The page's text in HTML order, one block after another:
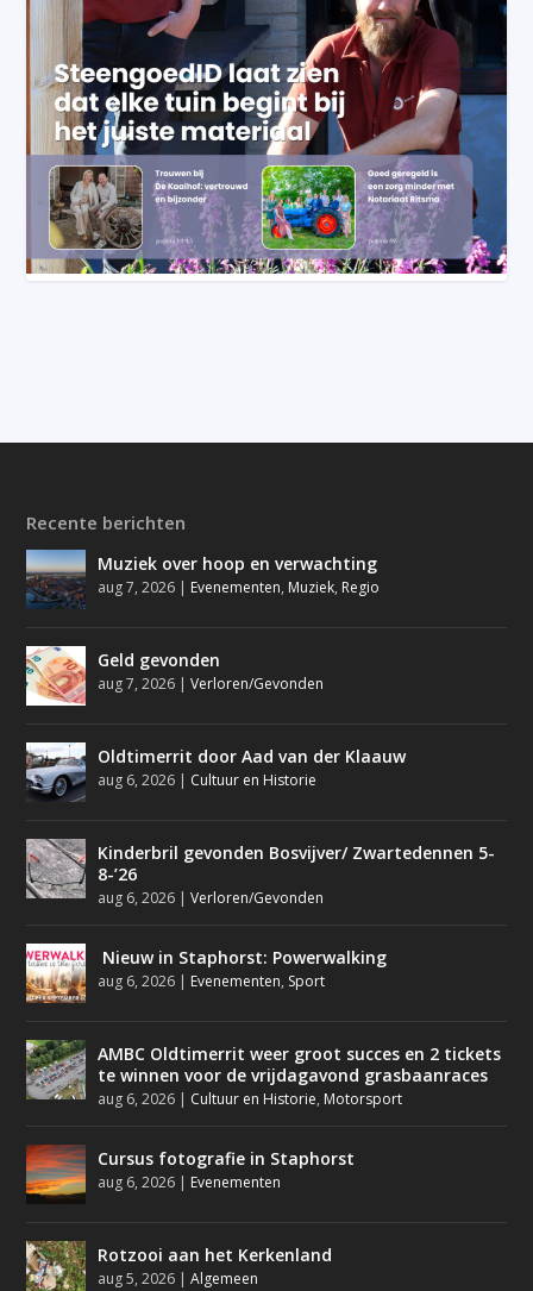
Recente berichten
Muziek over hoop en verwachting
aug 7, 2026 | Evenementen, Muziek, Regio
Geld gevonden
aug 7, 2026 |Verloren/Gevonden
Oldtimerrit door Aad van der Klaauw
aug 6, 2026 | Cultuur en Historie
Kinderbril gevonden Bosvijver/ Zwartedennen 5-
8-’26
aug 6, 2026 |Verloren/Gevonden
Nieuw in Staphorst: Powerwalking
aug 6, 2026 | Evenementen, Sport
AMBC Oldtimerrit weer groot succes en 2 tickets
te winnen voor de vrijdagavond grasbaanraces
aug 6, 2026 | Cultuur en Historie, Motorsport
Cursus fotografie in Staphorst
aug 6, 2026 | Evenementen
Rotzooi aan het Kerkenland
aug 5, 2026 |Algemeen